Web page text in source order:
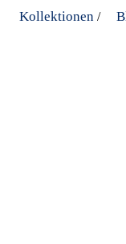
Kollektionen /